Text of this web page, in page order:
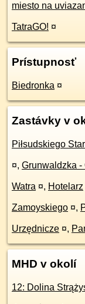
miesto na
TatraGO! ¤
Prístupnosť
Biedronka ¤
Zastávky v
Piłsudskiego
¤, Grunwaldzka -
Watra ¤, Hotelarz
Zamoyskiego ¤,
Urzędnicze ¤,
MHD v okolí
12: Dolina